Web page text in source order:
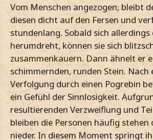
Vom Menschen angezogen, bleibt
diesen dicht auf den Fersen und
stundenlang. Sobald sich
herumdreht, können sie sich
zusammenkauern. Dann ähnelt er
schimmernden, runden Stein. Nach
Verfolgung durch einen Pogrebin
ein Gefühl der Sinnlosigkeit.
resultierenden Verzweiflung und
bleiben die Personen häufig stehen
nieder. In diesem Moment springt